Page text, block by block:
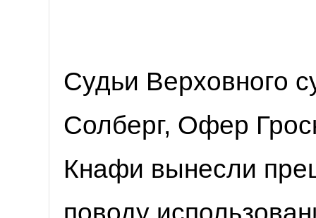
Судьи Верховного
Солберг, Офер
Кнафи вынесли